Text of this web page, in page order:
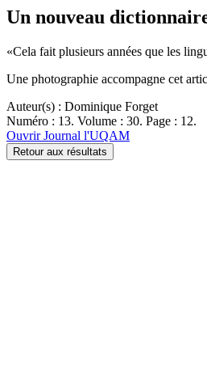
Un nouveau
«Cela fait plusieurs années que les
Une photographie accompagne cet
Auteur(s) : Dominique Forget
Numéro : 13. Volume : 30. Page : 12.
Ouvrir Journal l'UQAM
Retour aux résultats